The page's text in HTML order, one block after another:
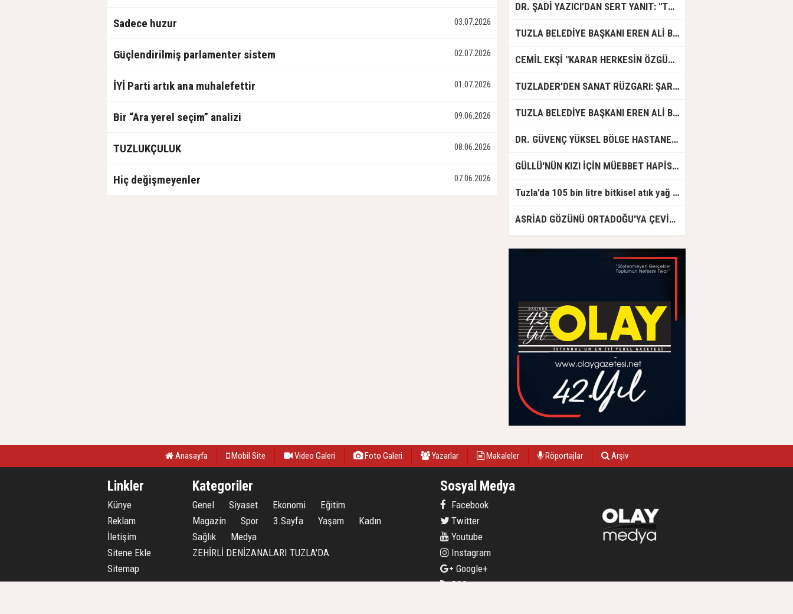
Sadece huzur 03.07.2026
Güçlendirilmiş parlamenter sistem 02.07.2026
İYİ Parti artık ana muhalefettir 01.07.2026
Bir “Ara yerel seçim” analizi 09.06.2026
TUZLUKÇULUK 08.06.2026
Hiç değişmeyenler 07.06.2026
Bingöl, İBB Başkan Vekili Nuri
açıklamalarına yazılı bir basın
açıklamasıyla yanıt verdi. Konunun
Tuzlalının geleceğini ilgilendiren
hayati bir sorun olduğunu vurgulayan
2024 yıllarına ait olduğunu belirtti.
DR. ŞADİ YAZICI’DAN SERT YANIT: "TUZLA’YA YÖNELİK KİN VE HIRSIN TUTARSIZLIKLAR MANZUMESİ"
TUZLA BELEDİYE BAŞKANI EREN ALİ BİNGÖL AK PARTİ'DE
CEMİL EKŞİ "KARAR HERKESİN ÖZGÜRLÜĞÜ"
TUZLADER’DEN SANAT RÜZGARI: ŞARKILAR TUZLA İÇİN SÖYLENDİ
TUZLA BELEDİYE BAŞKANI EREN ALİ BİNGÖL’DEN İBB’YE SORULAR: "O ZAMAN NEDEN GÖRMEDİNİZ?
DR. GÜVENÇ YÜKSEL BÖLGE HASTANESİ'NDE ÇALIŞMAYA BAŞLADI
GÜLLÜ'NÜN KIZI İÇİN MÜEBBET HAPİS CEZASI İSTENDİ!
Tuzla’da 105 bin litre bitkisel atık yağ toplandı
ASRİAD GÖZÜNÜ ORTADOĞU'YA ÇEVİRDİ
Anasayfa Mobil Site Video Galeri Foto Galeri Yazarlar Makaleler Röportajlar Arşiv
Linkler
Künye
Reklam
İletişim
Sitene Ekle
Sitemap
Kategoriler
Genel Siyaset Ekonomi
Eğitim
Magazin
Spor 3.Sayfa Yaşam
Kadın
Sağlık
Medya
ZEHİRLİ DENİZANALARI TUZLA'DA
Sosyal Medya
Facebook
Twitter
Youtube
Instagram
Google+
RSS